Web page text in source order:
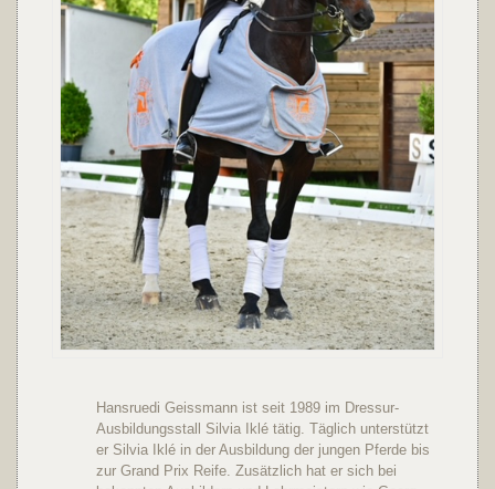
Hansruedi Geissmann ist seit 1989 im Dressur-
Ausbildungsstall Silvia Iklé tätig. Täglich unterstützt
er Silvia Iklé in der Ausbildung der jungen Pferde bis
zur Grand Prix Reife. Zusätzlich hat er sich bei